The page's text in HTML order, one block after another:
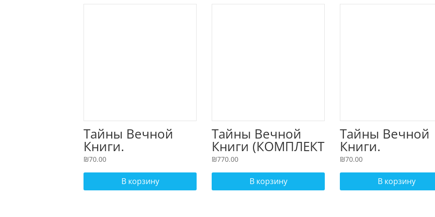
Тайны Вечной
Книги.
Каббалистически
й комментарий к
Торе, том 3
₪70.00
В корзину
Тайны Вечной
Книги (КОМПЛЕКТ
из 11 томов)
₪770.00
В корзину
Тайны Вечной
Книги.
й
Торе, том 10
₪70.00
В корзину